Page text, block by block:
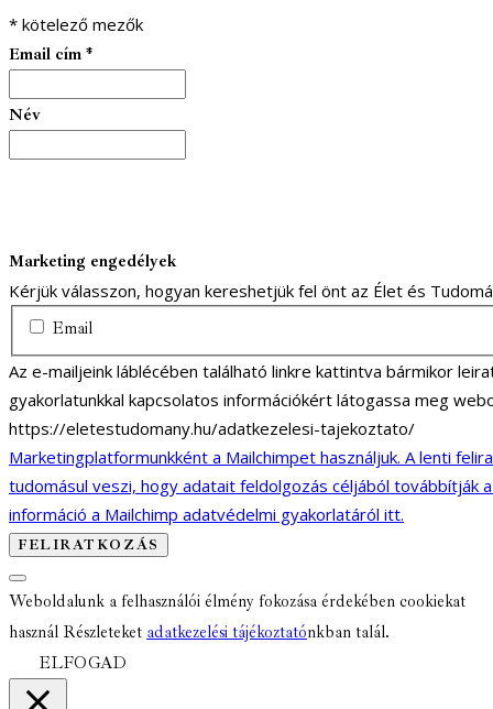
* kötelező mezők
Email cím *
Név
Marketing engedélyek
Kérjük válasszon, hogyan kereshetjük fel önt az Élet és
Email
Az e-mailjeink láblécében található linkre kattintva bármikor
gyakorlatunkkal kapcsolatos információkért látogassa meg
https://eletestudomany.hu/adatkezelesi-tajekoztato/
Marketingplatformunkként a Mailchimpet használjuk. A lenti
tudomásul veszi, hogy adatait feldolgozás céljából továbbítják
információ a Mailchimp adatvédelmi gyakorlatáról itt.
Weboldalunk a felhasználói élmény fokozása érdekében cookiekat
használ Részleteket adatkezelési tájékoztatónkban talál.
ELFOGAD